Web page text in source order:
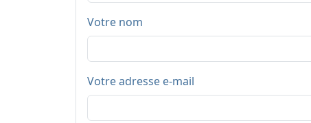
Votre nom
Votre adresse e-mail